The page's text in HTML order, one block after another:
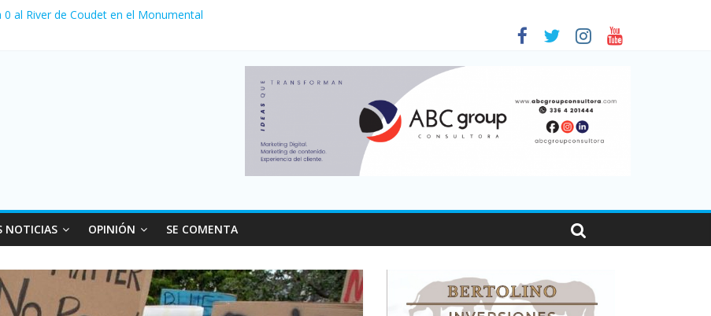
0 al River de Coudet en el Monumental
con más movimiento y consumo turístico: 4,6 millones de personas viajaron por el país, un 5,9% más que en 2025
venta de autos usados en julio: bajó un 12,6% interanual
NOTICIAS OPINIÓN SE COMENTA